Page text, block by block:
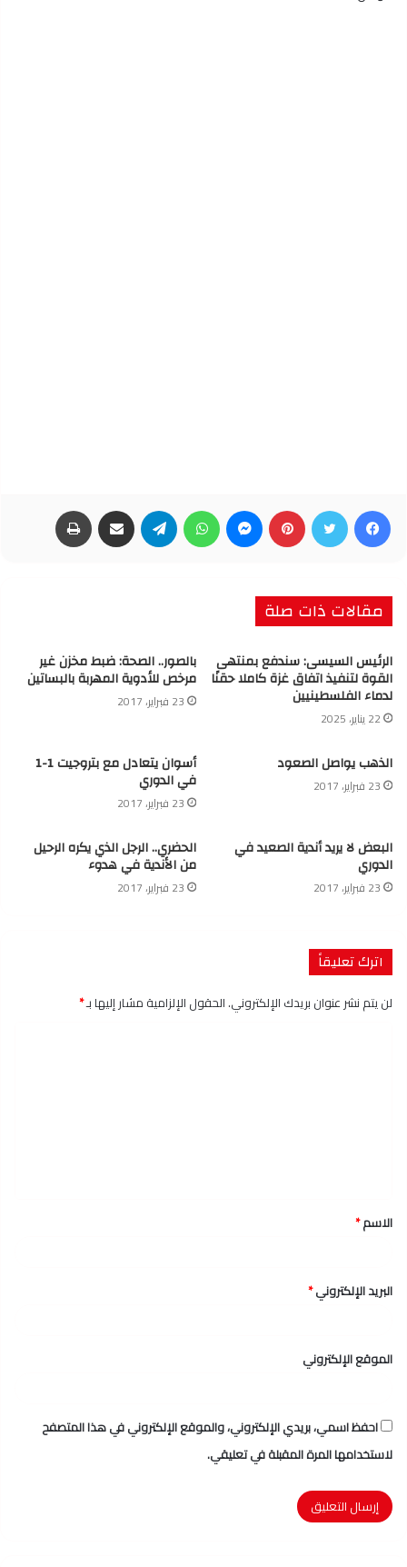
فيسبوك تويتر بينتيريست ماسنجر واتساب تيلقرام مشاركة عبر البريد
مقالات ذات صلة
الرئيس السيسى: سندفع بمنتهى
القوة لتنفيذ اتفاق غزة كاملا حقنًا
لدماء الفلسطينيين
22 يناير، 2025
بالصور.. الصحة: ضبط مخزن غير
مرخص للأدوية المهربة بالبساتين
23 فبراير، 2017
الذهب يواصل الصعود
23 فبراير، 2017
أسوان يتعادل مع بتروجيت 1-1
في الدوري
23 فبراير، 2017
البعض لا يريد أندية الصعيد في
الدوري
23 فبراير، 2017
الحضري.. الرجل الذي يكره الرحيل
من الأندية في هدوء
23 فبراير، 2017
اترك تعليقاً
لن يتم نشر عنوان بريدك الإلكتروني.الحقول الإلزامية مشار إليها بـ*
*
الاسم*
البريد الإلكتروني*
الموقع الإلكتروني
احفظ اسمي، بريدي الإلكتروني، والموقع الإلكتروني في هذا المتصفح
لاستخدامها المرة المقبلة في تعليقي.